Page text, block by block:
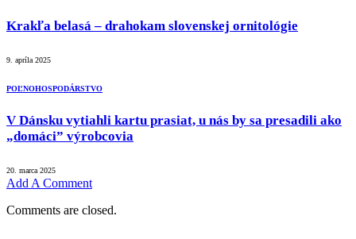
Krakľa belasá – drahokam slovenskej ornitológie
9. apríla 2025
POĽNOHOSPODÁRSTVO
V Dánsku vytiahli kartu prasiat, u nás by sa presadili ako
„domáci” výrobcovia
20. marca 2025
Add A Comment
Comments are closed.